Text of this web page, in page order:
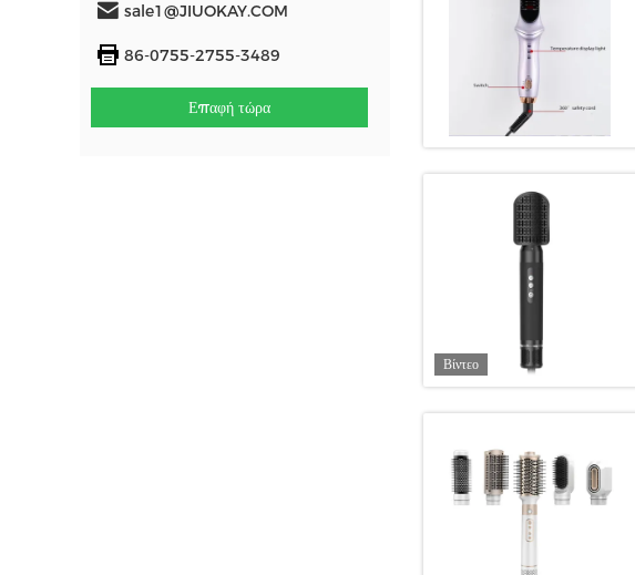
sale1@JIUOKAY.COM
86-0755-2755-3489
Επαφή τώρα
Βίντεο